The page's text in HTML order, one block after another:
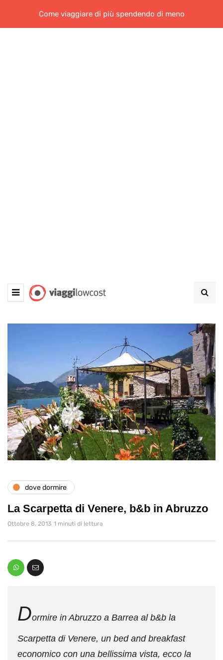
Come viaggiare di più spendendo di meno
dove dormire
La Scarpetta di Venere, b&b in Abruzzo
Ottobre 8, 2013 1 minuti di lettura
Dormire in Abruzzo a Barrea al b&b la
Scarpetta di Venere, un bed and breakfast
economico con una bellissima vista, ecco la